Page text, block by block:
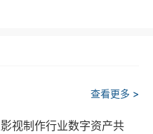
查看更多 >
视制作行业数字资产共